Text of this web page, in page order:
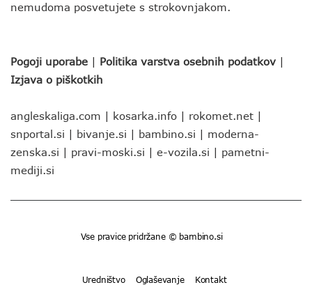
nemudoma posvetujete s strokovnjakom.
Pogoji uporabe | Politika varstva osebnih podatkov |
Izjava o piškotkih
angleskaliga.com | kosarka.info | rokomet.net |
snportal.si | bivanje.si | bambino.si | moderna-
zenska.si | pravi-moski.si | e-vozila.si | pametni-
mediji.si
Vse pravice pridržane © bambino.si
Uredništvo Oglaševanje Kontakt